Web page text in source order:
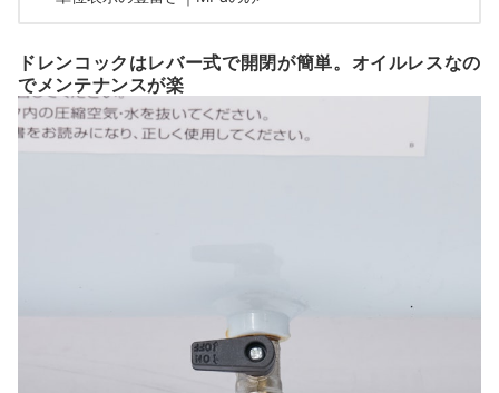
ドレンコックはレバー式で開閉が簡単。オイルレスなの
でメンテナンスが楽